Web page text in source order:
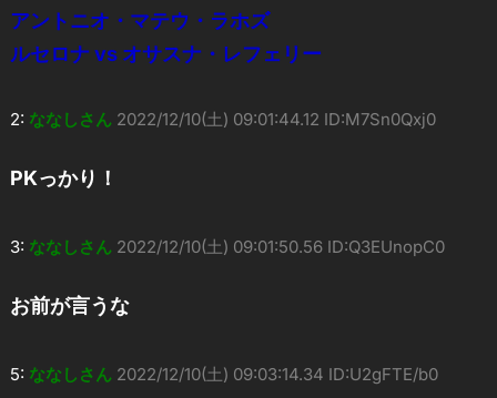
アントニオ・マテウ・ラホズ
ルセロナ vs オサスナ・レフェリー
2: ななしさん 2022/12/10(土) 09:01:44.12 ID:M7Sn0Qxj0
PKっかり！
3: ななしさん 2022/12/10(土) 09:01:50.56 ID:Q3EUnopC0
お前が言うな
5: ななしさん 2022/12/10(土) 09:03:14.34 ID:U2gFTE/b0